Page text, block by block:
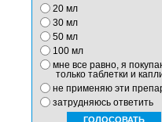
20 мл
30 мл
50 мл
100 мл
мне все равно, я
только таблетки и
не применяю эти
затрудняюсь ответить